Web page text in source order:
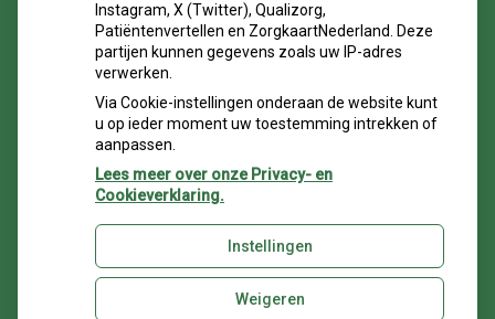
Nieuw in onze praktijk ; het Vetplan
Digitale röntgen
Spreekuur voor katten- en konijnengedragsproblemen
Tips voor het ingeven van medicijnen
Tips voor het starten met tandenpoetsen bij de hond
Instagram, X (Twitter), Qualizorg,
Patiëntenvertellen en ZorgkaartNederland. Deze
partijen kunnen gegevens zoals uw IP-adres
verwerken.
Via Cookie-instellingen onderaan de website kunt
u op ieder moment uw toestemming intrekken of
aanpassen.
Lees meer over onze Privacy- en
Cookieverklaring.
Instellingen
Weigeren